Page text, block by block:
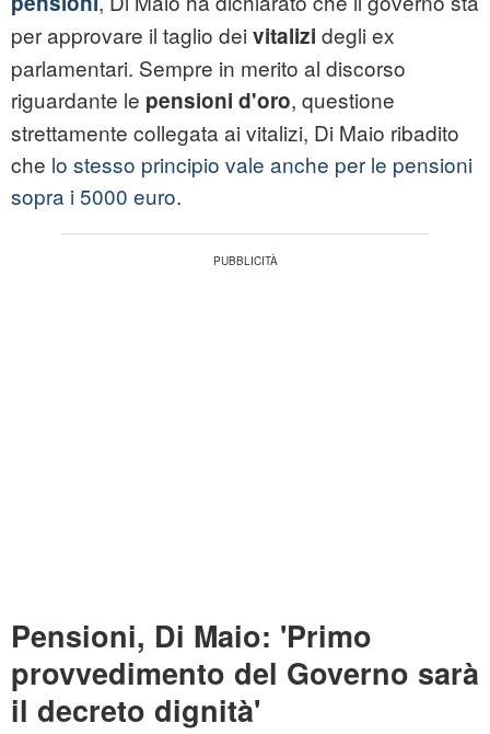
per approvare il taglio dei vitalizi degli ex
parlamentari. Sempre in merito al discorso
riguardante le pensioni d'oro, questione
strettamente collegata ai vitalizi, Di Maio ribadito
che lo stesso principio vale anche per le pensioni
sopra i 5000 euro.
Pensioni, Di Maio: 'Primo
provvedimento del Governo sarà
il decreto dignità'